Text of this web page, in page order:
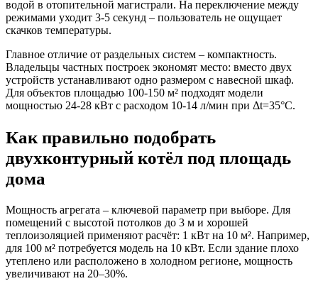
водой в отопительной магистрали. На переключение между
режимами уходит 3-5 секунд – пользователь не ощущает
скачков температуры.
Главное отличие от раздельных систем – компактность.
Владельцы частных построек экономят место: вместо двух
устройств устанавливают одно размером с навесной шкаф.
Для объектов площадью 100-150 м² подходят модели
мощностью 24-28 кВт с расходом 10-14 л/мин при Δt=35°C.
Как правильно подобрать
двухконтурный котёл под площадь
дома
Мощность агрегата – ключевой параметр при выборе. Для
помещений с высотой потолков до 3 м и хорошей
теплоизоляцией применяют расчёт: 1 кВт на 10 м². Например,
для 100 м² потребуется модель на 10 кВт. Если здание плохо
утеплено или расположено в холодном регионе, мощность
увеличивают на 20–30%.